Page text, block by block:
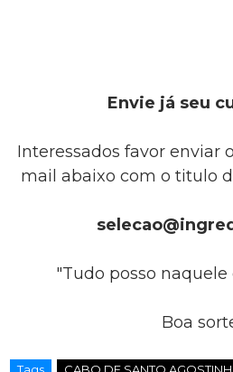
Envie já seu
Interessados favor enviar
mail abaixo com o titulo
"Tudo posso naquele
Boa